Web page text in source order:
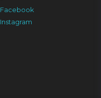
Facebook
Instagram